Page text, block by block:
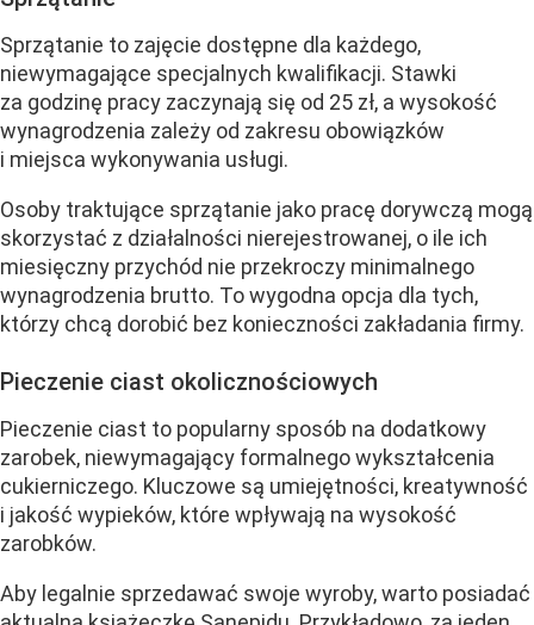
Sprzątanie to zajęcie dostępne dla każdego,
niewymagające specjalnych kwalifikacji. Stawki
za godzinę pracy zaczynają się od 25 zł, a wysokość
wynagrodzenia zależy od zakresu obowiązków
i miejsca wykonywania usługi.
Osoby traktujące sprzątanie jako pracę dorywczą mogą
skorzystać z działalności nierejestrowanej, o ile ich
miesięczny przychód nie przekroczy minimalnego
wynagrodzenia brutto. To wygodna opcja dla tych,
którzy chcą dorobić bez konieczności zakładania firmy.
Pieczenie ciast okolicznościowych
Pieczenie ciast to popularny sposób na dodatkowy
zarobek, niewymagający formalnego wykształcenia
cukierniczego. Kluczowe są umiejętności, kreatywność
i jakość wypieków, które wpływają na wysokość
zarobków.
Aby legalnie sprzedawać swoje wyroby, warto posiadać